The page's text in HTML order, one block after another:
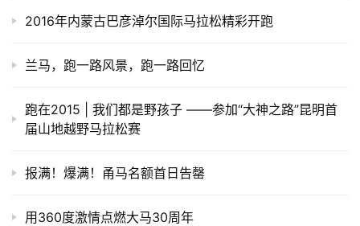
动2016年内蒙古巴彦淖尔国际马拉松精彩开跑
兰马，跑一路风景，跑一路回忆
跑在2015 | 我们都是野孩子 ——参加“大神之路”昆明首
届山地越野马拉松赛
报满！爆满！甬马名额首日告罄
用360度激情点燃大马30周年